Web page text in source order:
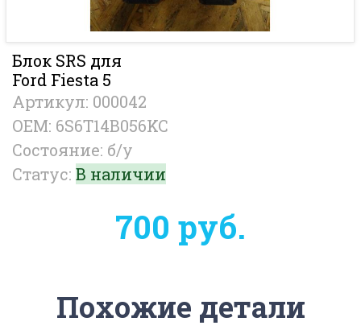
Блок SRS для
Ford Fiesta 5
Артикул: 000042
OEM: 6S6T14B056KC
Состояние: б/у
Статус: В наличии
700 руб.
Похожие детали